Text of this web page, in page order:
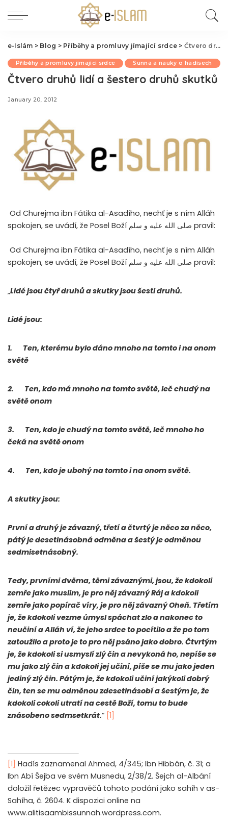
e-Islám > Blog > Příběhy a promluvy jímající srdce > Čtvero druhů lidí a šestero druhů skutků
Příběhy a promluvy jímající srdce Sunna a nauky o hadísech
Čtvero druhů lidí a šestero druhů skutků
January 20, 2012
Od Churejma ibn Fátika al-Asadího, nechť je s ním Alláh
spokojen, se uvádí, že Posel Boží صلى الله عليه و سلم pravil:
Od Churejma ibn Fátika al-Asadího, nechť je s ním Alláh
spokojen, se uvádí, že Posel Boží صلى الله عليه و سلم pravil:
„Lidé jsou čtyř druhů a skutky jsou šesti druhů.
Lidé jsou:
1. Ten, kterému bylo dáno mnoho na tomto i na onom
světě
2. Ten, kdo má mnoho na tomto světě, leč chudý na
světě onom
3. Ten, kdo je chudý na tomto světě, leč mnoho ho
čeká na světě onom
4. Ten, kdo je ubohý na tomto i na onom světě.
A skutky jsou:
První a druhý je závazný, třetí a čtvrtý je něco za něco,
pátý je desetinásobná odměna a šestý je odměnou
sedmisetnásobný.
Tedy, prvními dvěma, těmi závaznými, jsou, že kdokoli
zemře jako muslim, je pro něj závazný Ráj a kdokoli
zemře jako popírač víry, je pro něj závazný Oheň. Třetím
je, že kdokoli vezme úmysl spáchat zlo a nakonec to
neučiní a Alláh ví, že jeho srdce to pocítilo a že po tom
zatoužilo a proto je to pro něj psáno jako dobro. Čtvrtým
je, že kdokoli si usmyslí zlý čin a nevykoná ho, nepíše se
mu jako zlý čin a kdokoli jej učiní, píše se mu jako jeden
jediný zlý čin. Pátým je, že kdokoli učiní jakýkoli dobrý
čin, ten se mu odměnou zdesetinásobí a šestým je, že
kdokoli cokoli utratí na cestě Boží, tomu to bude
znásobeno sedmsetkrát.“ [1]
[1] Hadís zaznamenal Ahmed, 4/345; Ibn Hibbán, č. 31; a
Ibn Abí Šejba ve svém Musnedu, 2/38/2. Šejch al-Albání
doložil řetězec vypravěčů tohoto podání jako sahíh v as-
Sahíha, č. 2604. K dispozici online na
www.alitisaambissunnah.wordpress.com.